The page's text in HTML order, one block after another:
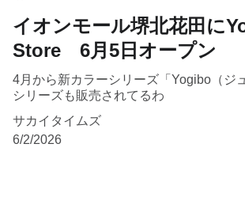
イオンモール堺北花田に
Store 6月5日オープン
4月から新カラーシリーズ「Yogibo（ジ
シリーズも販売されてるわ
サカイタイムズ
6/2/2026